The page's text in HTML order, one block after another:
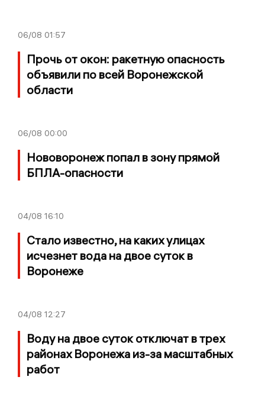
06/08 01:57
Прочь от окон: ракетную опасность
объявили по всей Воронежской
области
06/08 00:00
Нововоронеж попал в зону прямой
БПЛА-опасности
04/08 16:10
Стало известно, на каких улицах
исчезнет вода на двое суток в
Воронеже
04/08 12:27
Воду на двое суток отключат в трех
районах Воронежа из-за масштабных
работ